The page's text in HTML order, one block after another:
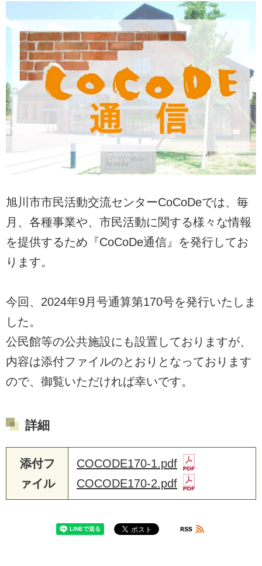
旭川市市民活動交流センターCoCoDeでは、毎
月、各種事業や、市民活動に関する様々な情報
を提供するため『CoCoDe通信』を発行してお
ります。
今回、2024年9月号通算第170号を発行いたしま
した。
公民館等の公共施設にも設置しておりますが、
内容は添付ファイルのとおりとなっております
ので、御覧いただければ幸いです。
詳細
添付フ
ァイル
COCODE170-1.pdf
COCODE170-2.pdf